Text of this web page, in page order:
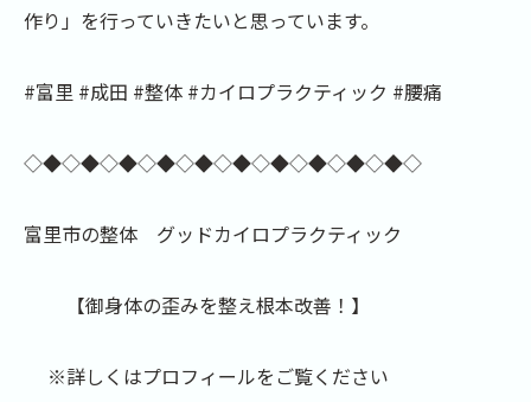
作り」を行っていきたいと思っています。
#富里 #成田 #整体 #カイロプラクティック #腰痛
◇◆◇◆◇◆◇◆◇◆◇◆◇◆◇◆◇◆◇◆◇
富里市の整体 グッドカイロプラクティック
【御身体の歪みを整え根本改善！】
※詳しくはプロフィールをご覧ください